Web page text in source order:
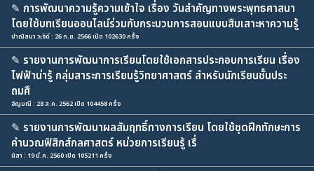
✎ การพัฒนาความรู้ความเข้าใจ เรื่อง วันสำคัญทางพระพุทธศาสนา
โดยใช้บทเรียนออนไลน์ร่วมกับกระบวนการสอนแบบสืบเสาะหาความรู้
ปาณัสมา วะจิดี : 26 ก.ย. 2566 เปิด 102630 ครั้ง
✎ รายงานการพัฒนาการเรียนโดยใช้เอกสารประกอบการเรียน เรื่อง
ไฟฟ้าน่ารู้ กลุ่มสาระการเรียนรู้วิทยาศาสตร์ สำหรับนักเรียนชั้นประ
ถมศึ
อัญมณี : 28 ส.ค. 2562 เปิด 104458 ครั้ง
✎ รายงานการพัฒนาผลสัมฤทธิ์ทางการเรียน โดยใช้ชุดฝึกทักษะการ
คำนวณฟิสิกส์กลศาสตร์ หน่วยการเรียนรู้ เรื่
นิสา : 19 มี.ค. 2560 เปิด 105211 ครั้ง